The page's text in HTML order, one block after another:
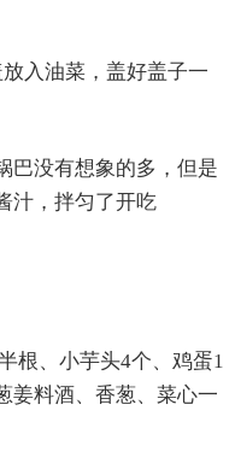
入油菜，盖好盖子一
巴没有想象的多，但是
汁，拌匀了开吃
根、小芋头4个、鸡蛋1
姜料酒、香葱、菜心一